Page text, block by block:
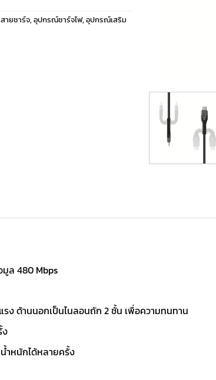
สายชาร์จ, อุปกรณ์ชาร์จไฟ, อุปกรณ์เสริม
มูล 480 Mbps
ง ด้านนอกเป็นไนลอนถัก 2 ชั้น เพื่อความทนทาน
ำหนักได้หลายครั้ง